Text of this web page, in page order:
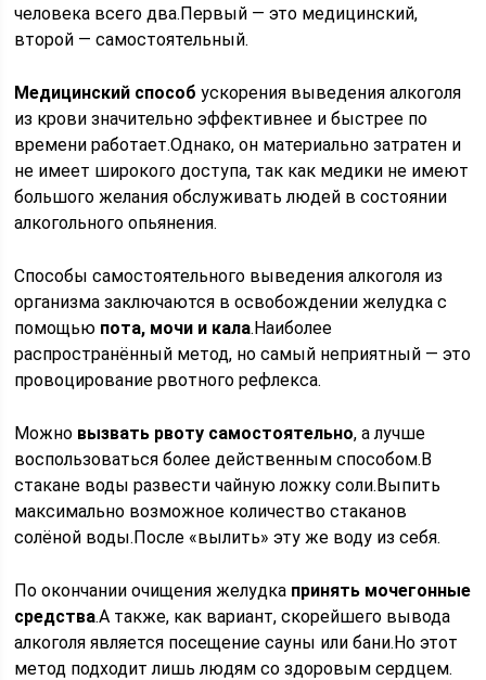
человека всего два.Первый — это медицинский,
второй — самостоятельный.
Медицинский способ ускорения выведения алкоголя
из крови значительно эффективнее и быстрее по
времени работает.Однако, он материально затратен и
не имеет широкого доступа, так как медики не имеют
большого желания обслуживать людей в состоянии
алкогольного опьянения.
Способы самостоятельного выведения алкоголя из
организма заключаются в освобождении желудка с
помощью пота, мочи и кала.Наиболее
распространённый метод, но самый неприятный — это
провоцирование рвотного рефлекса.
Можно вызвать рвоту самостоятельно, а лучше
воспользоваться более действенным способом.В
стакане воды развести чайную ложку соли.Выпить
максимально возможное количество стаканов
солёной воды.После «вылить» эту же воду из себя.
По окончании очищения желудка принять мочегонные
средства.А также, как вариант, скорейшего вывода
алкоголя является посещение сауны или бани.Но этот
метод подходит лишь людям со здоровым сердцем.